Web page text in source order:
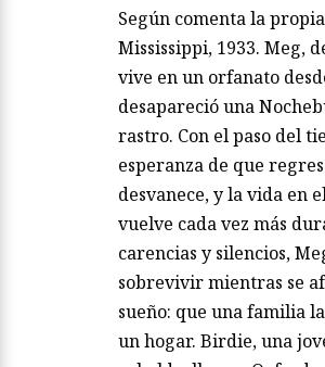
Según comenta la
Mississippi, 1933. Meg,
vive en un orfanato
desapareció una
rastro. Con el paso del
esperanza de que
desvanece, y la vida en
vuelve cada vez más
carencias y silencios,
sobrevivir mientras se
sueño: que una familia
un hogar. Birdie, una